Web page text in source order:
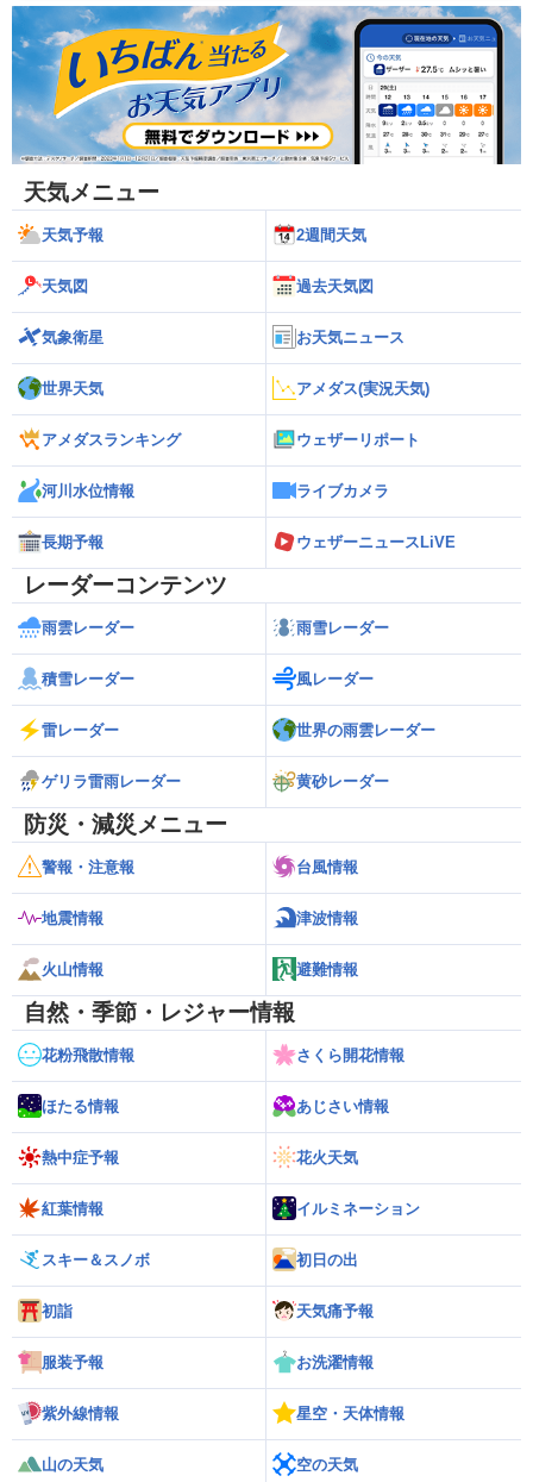
天気メニュー
天気予報 2週間天気
天気図 過去天気図
気象衛星 お天気ニュース
世界天気 アメダス(実況天気)
アメダスランキング ウェザーリポート
河川水位情報 ライブカメラ
長期予報 ウェザーニュースLiVE
レーダーコンテンツ
雨雲レーダー 雨雪レーダー
積雪レーダー 風レーダー
雷レーダー 世界の雨雲レーダー
ゲリラ雷雨レーダー 黄砂レーダー
防災・減災メニュー
警報・注意報 台風情報
地震情報 津波情報
火山情報 避難情報
自然・季節・レジャー情報
花粉飛散情報 さくら開花情報
ほたる情報 あじさい情報
熱中症予報 花火天気
紅葉情報 イルミネーション
スキー＆スノボ 初日の出
初詣 天気痛予報
服装予報 お洗濯情報
紫外線情報 星空・天体情報
山の天気 空の天気